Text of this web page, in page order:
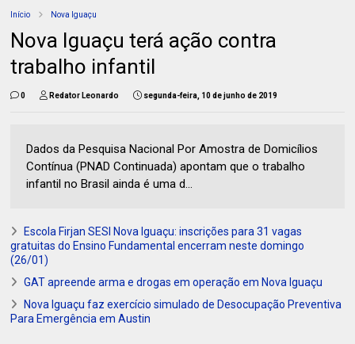
Início Nova Iguaçu
Nova Iguaçu terá ação contra
trabalho infantil
0 Redator Leonardo segunda-feira, 10 de junho de 2019
Dados da Pesquisa Nacional Por Amostra de Domicílios
Contínua (PNAD Continuada) apontam que o trabalho
infantil no Brasil ainda é uma d...
Escola Firjan SESI Nova Iguaçu: inscrições para 31 vagas
gratuitas do Ensino Fundamental encerram neste domingo
(26/01)
GAT apreende arma e drogas em operação em Nova Iguaçu
Nova Iguaçu faz exercício simulado de Desocupação Preventiva
Para Emergência em Austin